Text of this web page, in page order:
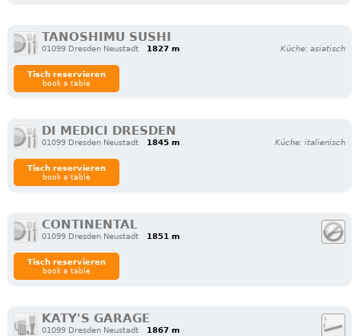
TANOSHIMU SUSHI
01099 Dresden Neustadt 1827 m Küche: asiatisch
Tisch reservieren
book a table
DI MEDICI DRESDEN
01099 Dresden Neustadt 1845 m Küche: italienisch
Tisch reservieren
book a table
CONTINENTAL
01099 Dresden Neustadt 1851 m
Tisch reservieren
book a table
KATY'S GARAGE
01099 Dresden Neustadt 1867 m